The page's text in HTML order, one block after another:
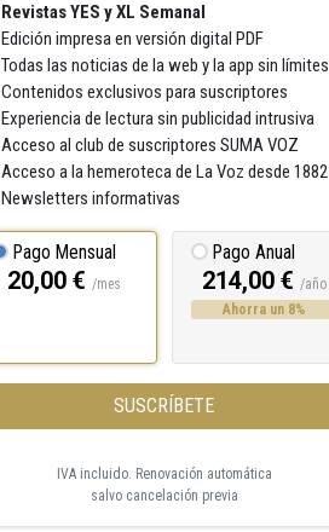
Revistas YES y XL Semanal
Edición impresa en versión digital PDF
Todas las noticias de la web y la app sin límites
Contenidos exclusivos para suscriptores
Experiencia de lectura sin publicidad intrusiva
Acceso al club de suscriptores SUMA VOZ
Acceso a la hemeroteca de La Voz desde 1882
Newsletters informativas
Pago Mensual
20,00 €/mes
Pago Anual
214,00 €/año
Ahorra un 8%
SUSCRÍBETE
IVA incluido. Renovación automática
salvo cancelación previa